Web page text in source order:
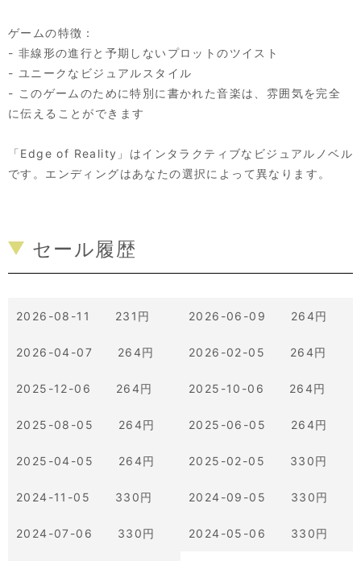
ゲームの特徴：
- 非線形の進行と予期しないプロットのツイスト
- ユニークなビジュアルスタイル
- このゲームのために特別に書かれた音楽は、雰囲気を完全
に伝えることができます
「Edge of Reality」はインタラクティブなビジュアルノベル
です。エンディングはあなたの選択によって異なります。
セール履歴
2026-08-11 231円 2026-06-09 264円
2026-04-07 264円 2026-02-05 264円
2025-12-06 264円 2025-10-06 264円
2025-08-05 264円 2025-06-05 264円
2025-04-05 264円 2025-02-05 330円
2024-11-05 330円 2024-09-05 330円
2024-07-06 330円 2024-05-06 330円